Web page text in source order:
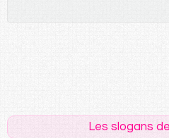
Les slogans